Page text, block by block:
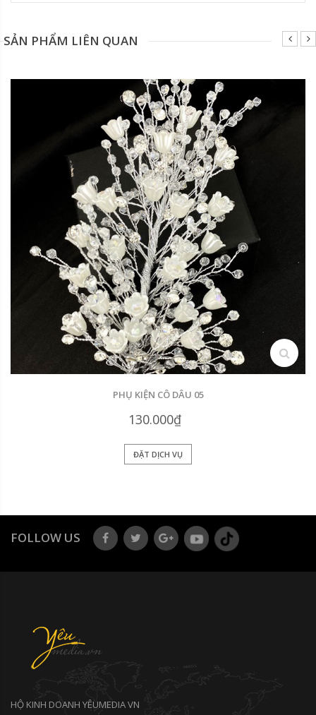
SẢN PHẨM LIÊN QUAN
search
PHỤ KIỆN CÔ DÂU 05
130.000₫
ĐẶT DỊCH VỤ
FOLLOW US
HỘ KINH DOANH YÊUMEDIA VN